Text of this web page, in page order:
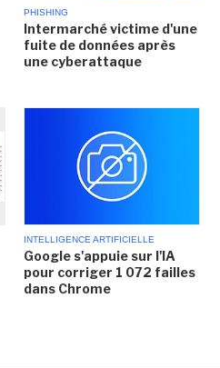
PHISHING
Intermarché victime d'une
fuite de données après
une cyberattaque
INTELLIGENCE ARTIFICIELLE
Google s'appuie sur l'IA
pour corriger 1 072 failles
dans Chrome